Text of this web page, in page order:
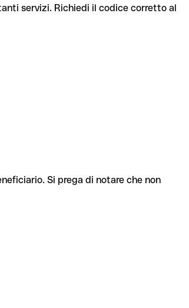
servizi. Richiedi il codice corretto al
Si prega di notare che non